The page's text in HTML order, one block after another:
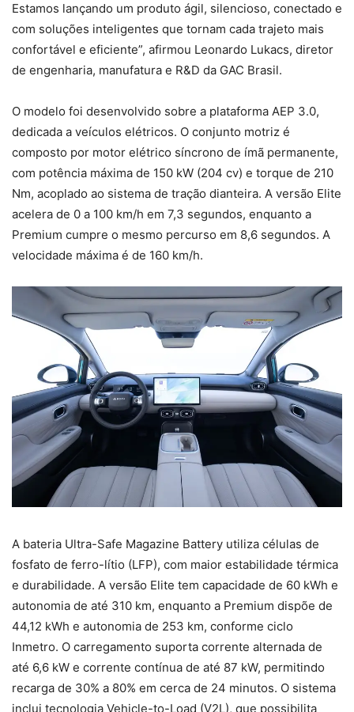
Estamos lançando um produto ágil, silencioso, conectado e
com soluções inteligentes que tornam cada trajeto mais
confortável e eficiente”, afirmou Leonardo Lukacs, diretor
de engenharia, manufatura e R&D da GAC Brasil.
O modelo foi desenvolvido sobre a plataforma AEP 3.0,
dedicada a veículos elétricos. O conjunto motriz é
composto por motor elétrico síncrono de ímã permanente,
com potência máxima de 150 kW (204 cv) e torque de 210
Nm, acoplado ao sistema de tração dianteira. A versão Elite
acelera de 0 a 100 km/h em 7,3 segundos, enquanto a
Premium cumpre o mesmo percurso em 8,6 segundos. A
velocidade máxima é de 160 km/h.
A bateria Ultra-Safe Magazine Battery utiliza células de
fosfato de ferro-lítio (LFP), com maior estabilidade térmica
e durabilidade. A versão Elite tem capacidade de 60 kWh e
autonomia de até 310 km, enquanto a Premium dispõe de
44,12 kWh e autonomia de 253 km, conforme ciclo
Inmetro. O carregamento suporta corrente alternada de
até 6,6 kW e corrente contínua de até 87 kW, permitindo
recarga de 30% a 80% em cerca de 24 minutos. O sistema
inclui tecnologia Vehicle-to-Load (V2L), que possibilita